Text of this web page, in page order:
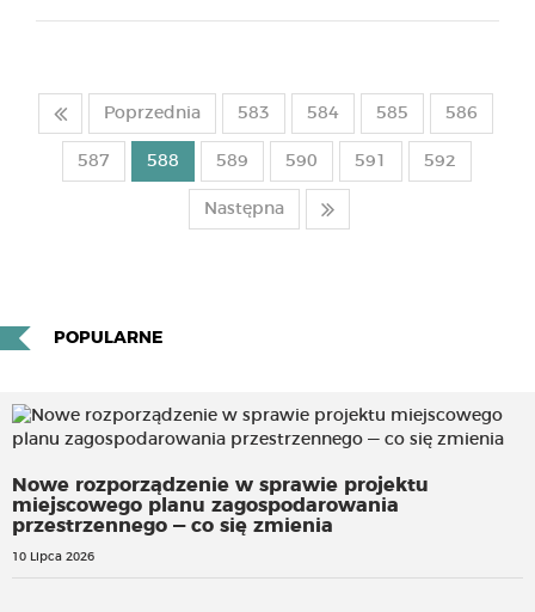
Poprzednia 583 584 585 586
587 588 589 590 591 592
Następna
POPULARNE
Nowe rozporządzenie w sprawie projektu
miejscowego planu zagospodarowania
przestrzennego — co się zmienia
10 Lipca 2026